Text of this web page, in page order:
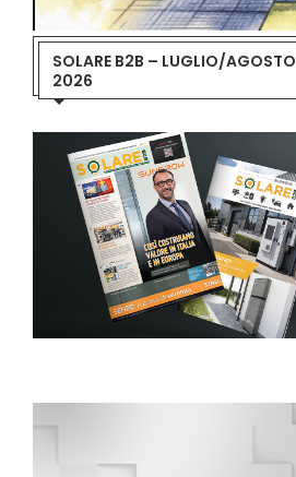
SOLARE B2B – LUGLIO/AGOSTO
2026